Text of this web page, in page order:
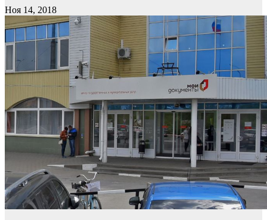
Ноя 14, 2018